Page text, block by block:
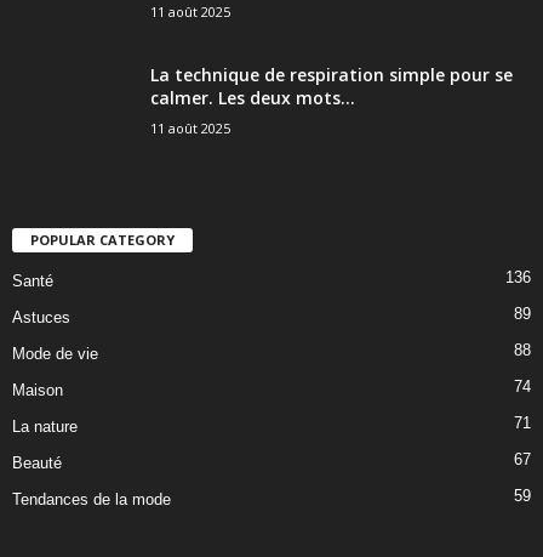
11 août 2025
La technique de respiration simple pour se
calmer. Les deux mots...
11 août 2025
POPULAR CATEGORY
Santé 136
Astuces 89
Mode de vie 88
Maison 74
La nature 71
Beauté 67
Tendances de la mode 59